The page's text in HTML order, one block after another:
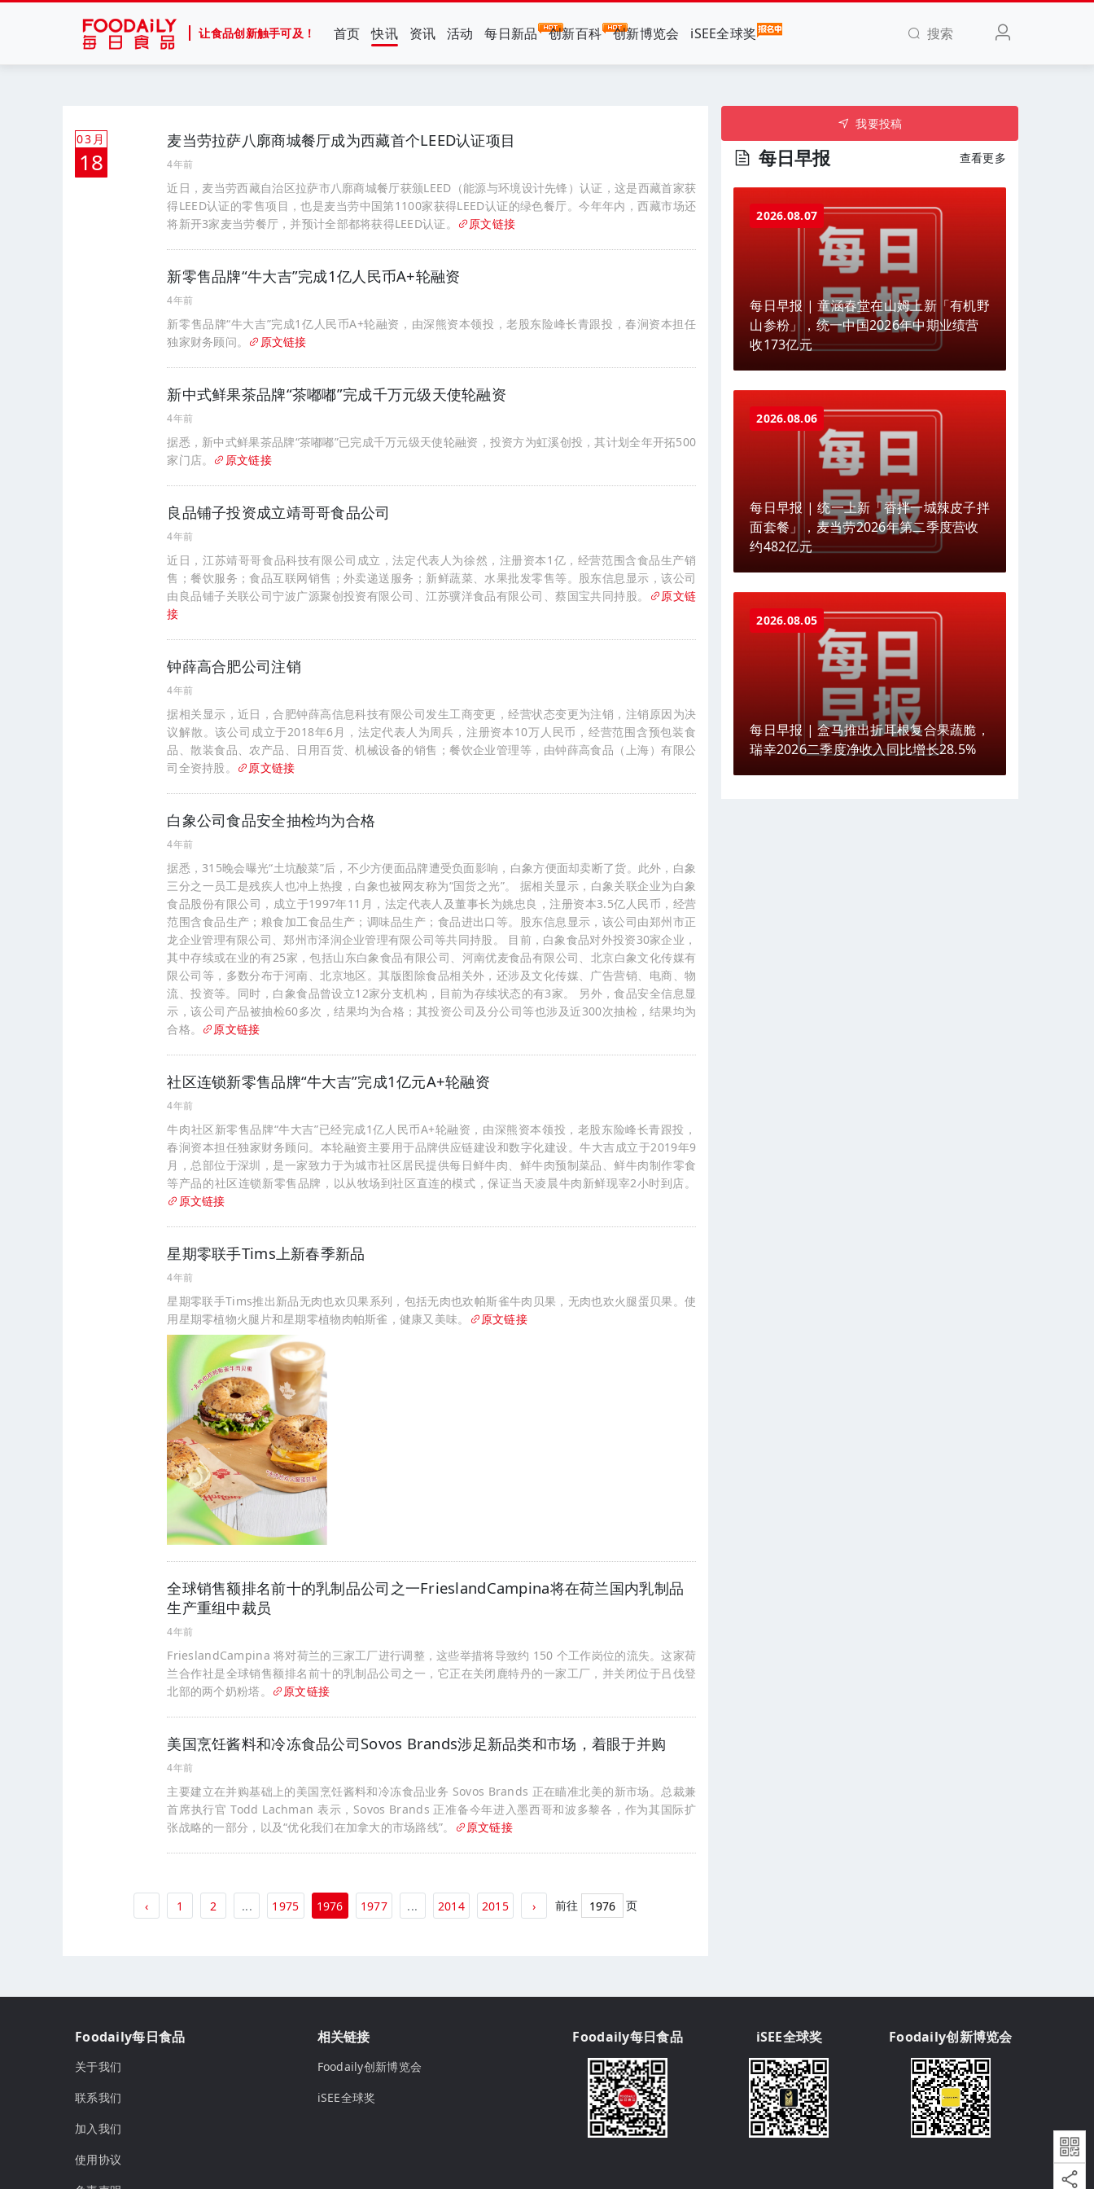
让食品创新触手可及！ 首页 快讯 资讯 活动 每日新品 创新百科 创新博览会 iSEE全球奖 搜索
03月
18
麦当劳拉萨八廓商城餐厅成为西藏首个LEED认证项目
4年前
近日，麦当劳西藏自治区拉萨市八廓商城餐厅获颁LEED（能源与环境设计先锋）认证，这是西藏首家获
得LEED认证的零售项目，也是麦当劳中国第1100家获得LEED认证的绿色餐厅。今年年内，西藏市场还
将新开3家麦当劳餐厅，并预计全部都将获得LEED认证。
原文链接
新零售品牌“牛大吉”完成1亿人民币A+轮融资
4年前
新零售品牌“牛大吉”完成1亿人民币A+轮融资，由深熊资本领投，老股东险峰长青跟投，春涧资本担任
独家财务顾问。
原文链接
新中式鲜果茶品牌“茶嘟嘟”完成千万元级天使轮融资
4年前
据悉，新中式鲜果茶品牌“茶嘟嘟”已完成千万元级天使轮融资，投资方为虹溪创投，其计划全年开拓500
家门店。
原文链接
良品铺子投资成立靖哥哥食品公司
4年前
近日，江苏靖哥哥食品科技有限公司成立，法定代表人为徐然，注册资本1亿，经营范围含食品生产销
售；餐饮服务；食品互联网销售；外卖递送服务；新鲜蔬菜、水果批发零售等。股东信息显示，该公司
由良品铺子关联公司宁波广源聚创投资有限公司、江苏骥洋食品有限公司、蔡国宝共同持股。
原文链
接
钟薛高合肥公司注销
4年前
据相关显示，近日，合肥钟薛高信息科技有限公司发生工商变更，经营状态变更为注销，注销原因为决
议解散。该公司成立于2018年6月，法定代表人为周兵，注册资本10万人民币，经营范围含预包装食
品、散装食品、农产品、日用百货、机械设备的销售；餐饮企业管理等，由钟薛高食品（上海）有限公
司全资持股。
原文链接
白象公司食品安全抽检均为合格
4年前
据悉，315晚会曝光“土坑酸菜”后，不少方便面品牌遭受负面影响，白象方便面却卖断了货。此外，白象
三分之一员工是残疾人也冲上热搜，白象也被网友称为“国货之光”。 据相关显示，白象关联企业为白象
食品股份有限公司，成立于1997年11月，法定代表人及董事长为姚忠良，注册资本3.5亿人民币，经营
范围含食品生产；粮食加工食品生产；调味品生产；食品进出口等。股东信息显示，该公司由郑州市正
龙企业管理有限公司、郑州市泽润企业管理有限公司等共同持股。 目前，白象食品对外投资30家企业，
其中存续或在业的有25家，包括山东白象食品有限公司、河南优麦食品有限公司、北京白象文化传媒有
限公司等，多数分布于河南、北京地区。其版图除食品相关外，还涉及文化传媒、广告营销、电商、物
流、投资等。同时，白象食品曾设立12家分支机构，目前为存续状态的有3家。 另外，食品安全信息显
示，该公司产品被抽检60多次，结果均为合格；其投资公司及分公司等也涉及近300次抽检，结果均为
合格。
原文链接
社区连锁新零售品牌“牛大吉”完成1亿元A+轮融资
4年前
牛肉社区新零售品牌“牛大吉”已经完成1亿人民币A+轮融资，由深熊资本领投，老股东险峰长青跟投，
春涧资本担任独家财务顾问。本轮融资主要用于品牌供应链建设和数字化建设。牛大吉成立于2019年9
月，总部位于深圳，是一家致力于为城市社区居民提供每日鲜牛肉、鲜牛肉预制菜品、鲜牛肉制作零食
等产品的社区连锁新零售品牌，以从牧场到社区直连的模式，保证当天凌晨牛肉新鲜现宰2小时到店。
原文链接
星期零联手Tims上新春季新品
4年前
星期零联手Tims推出新品无肉也欢贝果系列，包括无肉也欢帕斯雀牛肉贝果，无肉也欢火腿蛋贝果。使
用星期零植物火腿片和星期零植物肉帕斯雀，健康又美味。
原文链接
全球销售额排名前十的乳制品公司之一FrieslandCampina将在荷兰国内乳制品
生产重组中裁员
4年前
FrieslandCampina 将对荷兰的三家工厂进行调整，这些举措将导致约 150 个工作岗位的流失。这家荷
兰合作社是全球销售额排名前十的乳制品公司之一，它正在关闭鹿特丹的一家工厂，并关闭位于吕伐登
北部的两个奶粉塔。
原文链接
美国烹饪酱料和冷冻食品公司Sovos Brands涉足新品类和市场，着眼于并购
4年前
主要建立在并购基础上的美国烹饪酱料和冷冻食品业务 Sovos Brands 正在瞄准北美的新市场。总裁兼
首席执行官 Todd Lachman 表示，Sovos Brands 正准备今年进入墨西哥和波多黎各，作为其国际扩
张战略的一部分，以及“优化我们在加拿大的市场路线”。
原文链接
‹ 1 2 ... 1975 1976 1977 ... 2014 2015 › 前往 页
我要投稿
每日早报 查看更多
2026.08.07
每日早报 | 童涵春堂在山姆上新「有机野
山参粉」，统一中国2026年中期业绩营
收173亿元
2026.08.06
每日早报 | 统一上新「香拌一城辣皮子拌
面套餐」，麦当劳2026年第二季度营收
约482亿元
2026.08.05
每日早报 | 盒马推出折耳根复合果蔬脆，
瑞幸2026二季度净收入同比增长28.5%
Foodaily每日食品
关于我们
联系我们
加入我们
使用协议
相关链接
Foodaily创新博览会
iSEE全球奖
Foodaily每日食品 iSEE全球奖 Foodaily创新博览会